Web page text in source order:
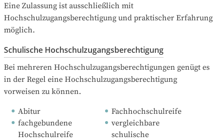
Eine Zulassung ist ausschließlich mit
Hochschulzugangsberechtigung und praktischer Erfahrung
möglich.
Schulische Hochschulzugangsberechtigung
Bei mehreren Hochschulzugangsberechtigungen genügt es
in der Regel eine Hochschulzugangsberechtigung
vorweisen zu können.
Abitur
Fachhochschulreife
fachgebundene
Hochschulreife
vergleichbare
schulische